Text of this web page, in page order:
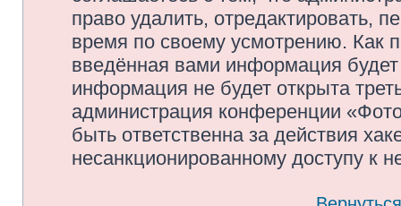
право удалить, отредактировать,
время по своему усмотрению. Как
введённая вами информация
информация не будет открыта
администрация конференции
быть ответственна за действия
несанкционированному доступу к